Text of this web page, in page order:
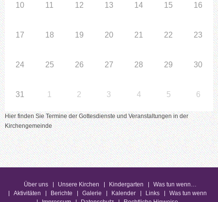
10 11 12 13 14 15 16
17 18 19 20 21 22 23
24 25 26 27 28 29 30
31 1 2 3 4 5 6
Hier finden Sie Termine der Gottesdienste und Veranstaltungen in der
Kirchengemeinde
Über uns Unsere Kirchen Kindergarten
Was tun wenn…
Aktivitäten
Berichte Galerie Kalender Links
Was tun wenn